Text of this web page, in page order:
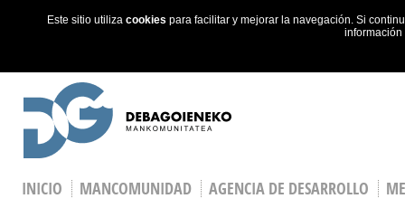
Este sitio utiliza cookies para facilitar y mejorar la navegación. Si
INICIO MANCOMUNIDAD AGENCIA DE DESARROLLO